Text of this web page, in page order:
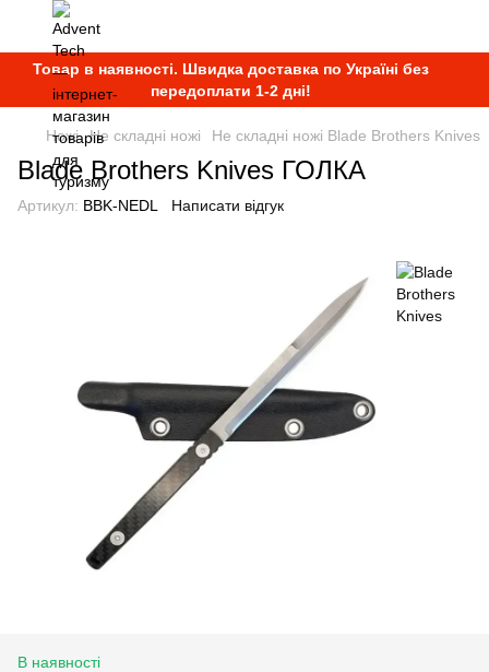
Товар в наявності. Швидка доставка по Україні без
передоплати 1-2 дні!
Ножі Не складні ножі Не складні ножі Blade Brothers Knives
Blade Brothers Knives ГОЛКА
Артикул: BBK-NEDL Написати відгук
В наявності